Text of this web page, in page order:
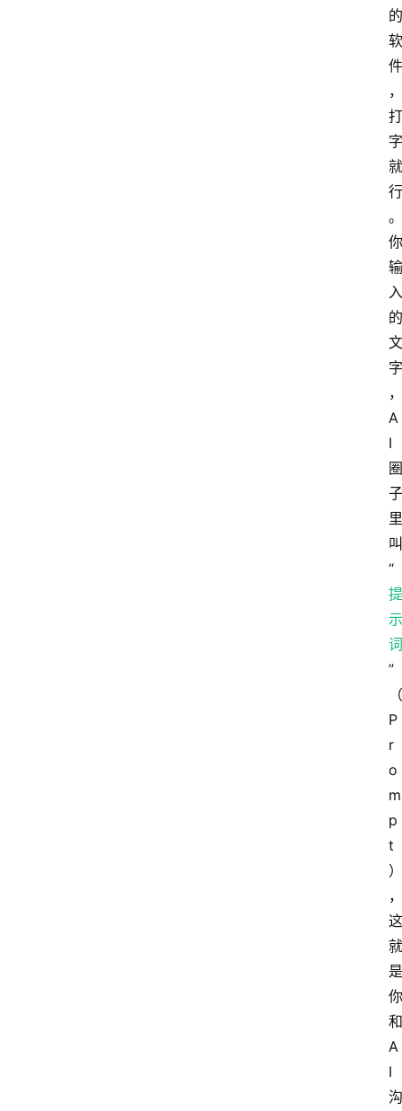
的
软
件
，
打
字
就
行
。
你
输
入
的
文
字
，
A
I
圈
子
里
叫
“
提
示
词
”
（
P
r
o
m
p
t
）
，
这
就
是
你
和
A
I
沟